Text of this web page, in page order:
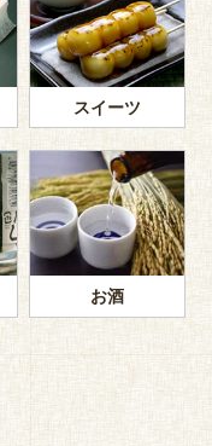
スイーツ
お酒